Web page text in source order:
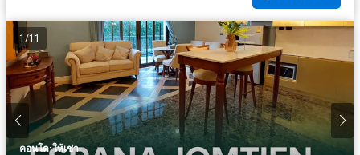
1 /11
คอนโด·ให้เช่า